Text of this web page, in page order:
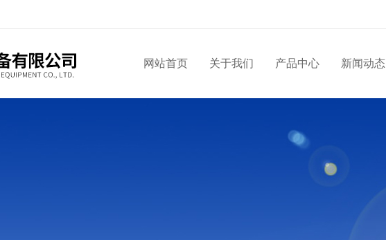
网站首页 关于我们 产品中心 新闻动态